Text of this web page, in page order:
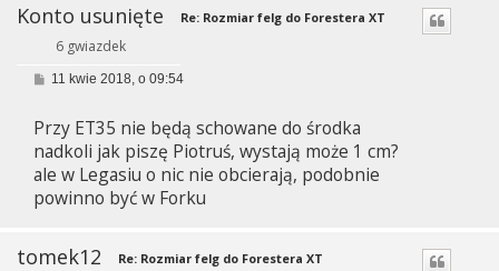
Konto usunięte
6 gwiazdek
Re: Rozmiar felg do Forestera XT
P
t
11 kwie 2018, o 09:54
Przy ET35 nie będą schowane do środka
nadkoli jak piszę Piotruś, wystają może 1 cm?
ale w Legasiu o nic nie obcierają, podobnie
powinno być w Forku
tomek12 Re: Rozmiar felg do Forestera XT